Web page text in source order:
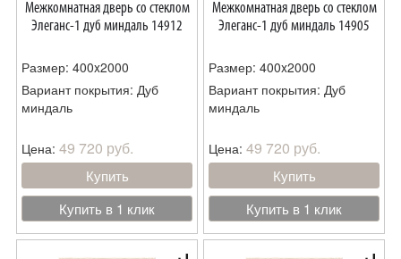
Межкомнатная дверь со стеклом
Элеганс-1 дуб миндаль 14912
Размер: 400x2000
Вариант покрытия: Дуб
миндаль
Цена: 49 720 руб.
Купить
Купить в 1 клик
Межкомнатная дверь со стеклом
Элеганс-1 дуб миндаль 14905
Размер: 400x2000
Вариант покрытия: Дуб
миндаль
Цена: 49 720 руб.
Купить
Купить в 1 клик